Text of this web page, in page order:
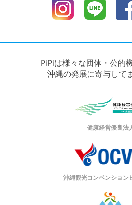
PiPiは様々な団体・公的
沖縄の発展に寄与して
健康経営優良法
沖縄観光コンベンション